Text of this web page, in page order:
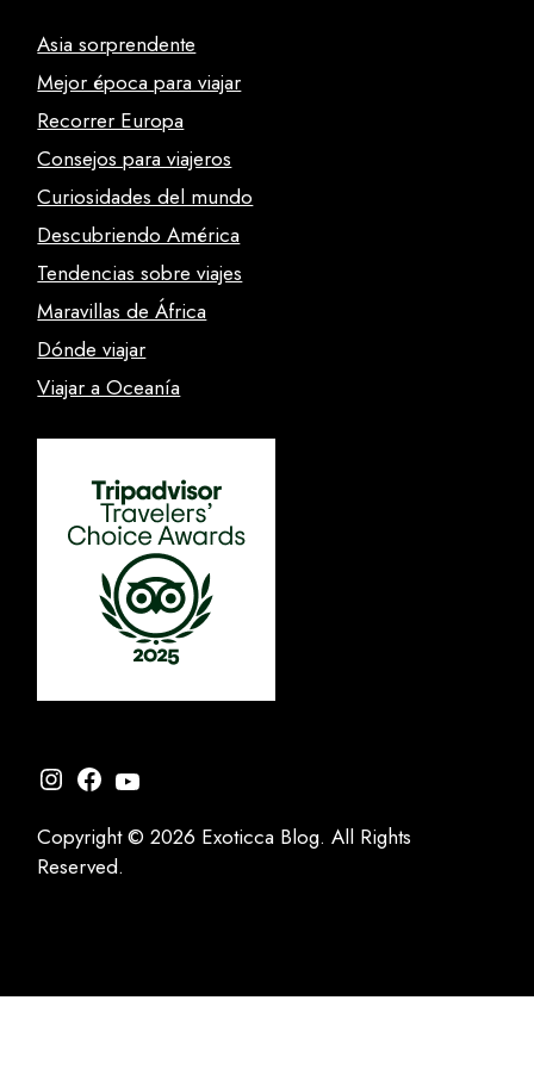
Asia sorprendente
Mejor época para viajar
Recorrer Europa
Consejos para viajeros
Curiosidades del mundo
Descubriendo América
Tendencias sobre viajes
Maravillas de África
Dónde viajar
Viajar a Oceanía
Instagram
Facebook
YouTube
Copyright © 2026 Exoticca Blog. All Rights
Reserved.